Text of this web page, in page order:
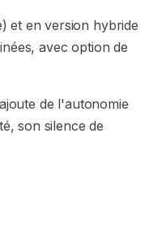
et en version hybride
avec option de
de l'autonomie
son silence de